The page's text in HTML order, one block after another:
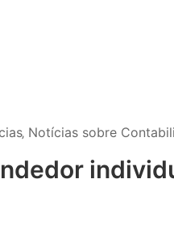
‚ Notícias sobre